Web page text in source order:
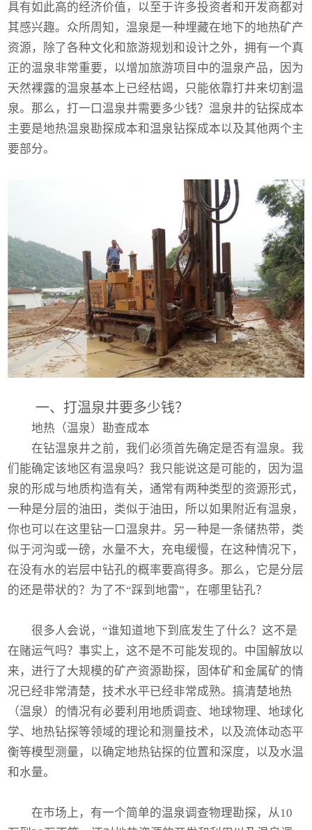
具有如此高的经济价值，以至于许多投资者和开发商都对
其感兴趣。众所周知，温泉是一种埋藏在地下的地热矿产
资源，除了各种文化和旅游规划和设计之外，拥有一个真
正的温泉非常重要，以增加旅游项目中的温泉产品，因为
天然裸露的温泉基本上已经枯竭，只能依靠打井来切割温
泉。那么，打一口温泉井需要多少钱？温泉井的钻探成本
主要是地热温泉勘探成本和温泉钻探成本以及其他两个主
要部分。
一、打温泉井要多少钱？
地热（温泉）勘查成本
在钻温泉井之前，我们必须首先确定是否有温泉。我
们能确定该地区有温泉吗？我只能说这是可能的，因为温
泉的形成与地质构造有关，通常有两种类型的资源形式，
一种是分层的油田，类似于油田，所以如果附近有温泉，
你也可以在这里钻一口温泉井。另一种是一条储热带，类
似于河沟或一磅，水量不大，充电缓慢，在这种情况下，
在没有水的岩层中钻孔的概率要高得多。那么，它是分层
的还是带状的？为了不“踩到地雷”，在哪里钻孔？
很多人会说，“谁知道地下到底发生了什么？这不是
在赌运气吗？事实上，这不是不可能发现的。中国解放以
来，进行了大规模的矿产资源勘探，固体矿和金属矿的情
况已经非常清楚，技术水平已经非常成熟。搞清楚地热
（温泉）的情况有必要利用地质调查、地球物理、地球化
学、地热钻探等领域的理论和测量技术，以及流体动态平
衡等模型测量，以确定地热钻探的位置和深度，以及水温
和水量。
在市场上，有一个简单的温泉调查物理勘探，从10